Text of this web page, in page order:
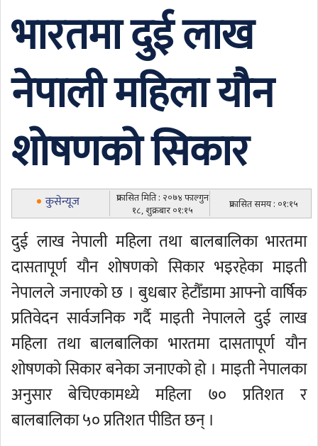
भारतमा दुई लाख
नेपाली महिला यौन
शोषणको सिकार
कुसेन्यूज
प्रकासित मिति : २०७४ फाल्गुन
१८, शुक्रबार ०१:१५
प्रकासित समय : ०१:१५
दुई लाख नेपाली महिला तथा बालबालिका भारतमा
दासतापूर्ण यौन शोषणको सिकार भइरहेका माइती
नेपालले जनाएको छ । बुधबार हेटौँडामा आफ्नो वार्षिक
प्रतिवेदन सार्वजनिक गर्दै माइती नेपालले दुई लाख
महिला तथा बालबालिका भारतमा दासतापूर्ण यौन
शोषणको सिकार बनेका जनाएको हो । माइती नेपालका
अनुसार बेचिएकामध्ये महिला ७० प्रतिशत र
बालबालिका ५० प्रतिशत पीडित छन् ।